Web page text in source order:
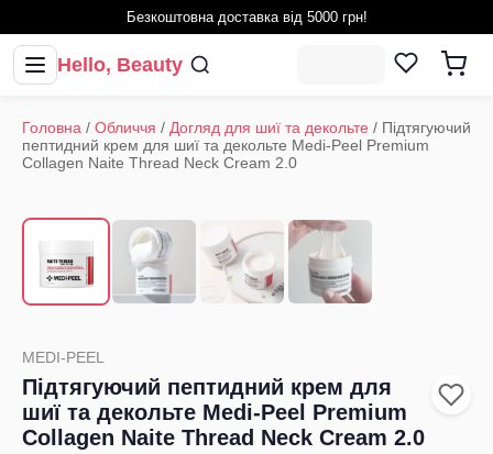
Безкоштовна доставка від 5000 грн!
Hello, Beauty
Головна / Обличчя / Догляд для шиї та декольте / Підтягуючий
пептидний крем для шиї та декольте Medi-Peel Premium
Collagen Naite Thread Neck Cream 2.0
MEDI-PEEL
Підтягуючий пептидний крем для
шиї та декольте Medi-Peel Premium
Collagen Naite Thread Neck Cream 2.0